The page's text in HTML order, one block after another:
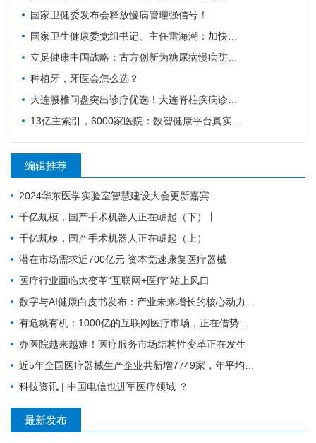
国家卫健委发布会释放慢病管理强信号！
国家卫生健康委党组书记、主任雷海潮：加快建设健康中国
立足健康中国战略：古方创新为糖尿病慢病防控注入中医药力量
种植牙，牙医会怎么选？
大连腰椎间盘突出诊疗优选！大连脊柱疾病诊疗科普
13亿主索引，6000家医院：数智健康平台真实进度
编辑推荐
2024华东医学实验室智慧建设大会更新嘉宾
千亿规模，国产手术机器人正在崛起（下）丨
千亿规模，国产手术机器人正在崛起（上）
潜在市场需求近700亿元 资本竞速康复医疗器械
医疗行业面临大变革“互联网+医疗”站上风口
数字与AI健康白皮书发布：产业未来增长的核心动力，引领竞争格局
有危就有机：1000亿的互联网医疗市场，正在借势破局
办医院越来越难！医疗服务市场结构性变革正在发生
近5年全国医疗器械生产企业共新增7749家，年平均增长1550家
科技资讯 | 中国电信也进军医疗领域 ？
最新发布